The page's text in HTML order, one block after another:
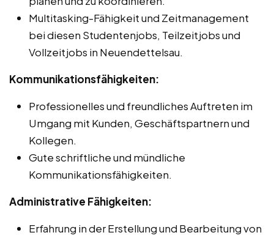
Multitasking-Fähigkeit und Zeitmanagement
bei diesen Studentenjobs, Teilzeitjobs und
Vollzeitjobs in Neuendettelsau.
Kommunikationsfähigkeiten:
Professionelles und freundliches Auftreten im
Umgang mit Kunden, Geschäftspartnern und
Kollegen.
Gute schriftliche und mündliche
Kommunikationsfähigkeiten.
Administrative Fähigkeiten:
Erfahrung in der Erstellung und Bearbeitung von